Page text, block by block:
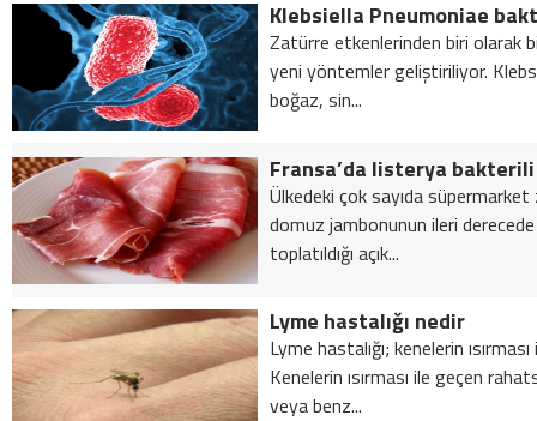
Zatürre etkenlerinden biri olarak
yeni yöntemler geliştiriliyor.
boğaz, sin...
Fransa’da listerya
Ülkedeki çok sayıda
domuz jambonunun ileri
toplatıldığı açık...
Lyme hastalığı nedir
Lyme hastalığı; kenelerin
Kenelerin ısırması ile geçen
veya benz...